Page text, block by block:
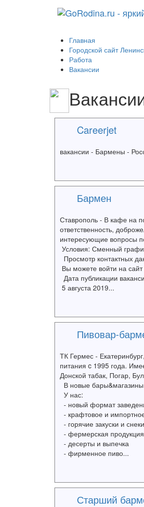
Главная
Городской сайт
Работа
Вакансии
Careerjet
вакансии - Бармены -
Бармен
Ставрополь - В кафе на
ответственность,
интересующие вопросы
Условия: Сменный
Просмотр контактных
Вы можете войти на сайт
Дата публикации
5 августа 2019...
Пивовар-
ТК Гермес -
питания c 1995 года.
Донской табак, Погар,
В новые
У нас:
- новый формат
- крафтовое и
- горячие закуски и снеки
- фермерская продукция
- десерты и выпечка
- фирменное пиво...
Старший